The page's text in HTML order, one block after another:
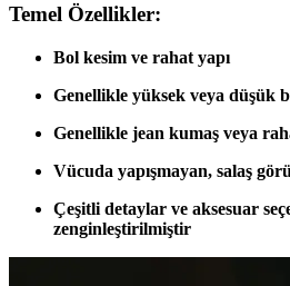
Temel Özellikler:
Bol kesim ve rahat yapı
Genellikle yüksek veya düşük
Genellikle jean kumaş veya
Vücuda yapışmayan, salaş
Çeşitli detaylar ve aksesuar
zenginleştirilmiştir